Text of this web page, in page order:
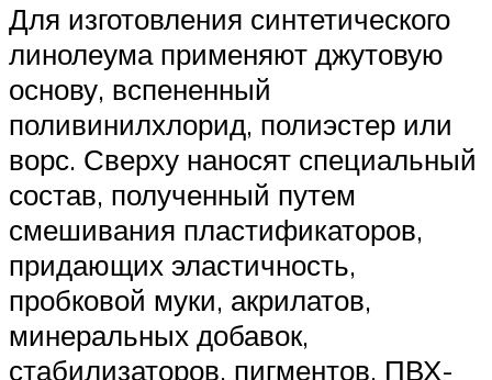
Для изготовления синтетического
линолеума применяют джутовую
основу, вспененный
поливинилхлорид, полиэстер или
ворс. Сверху наносят специальный
состав, полученный путем
смешивания пластификаторов,
придающих эластичность,
пробковой муки, акрилатов,
минеральных добавок,
стабилизаторов, пигментов. ПВХ-